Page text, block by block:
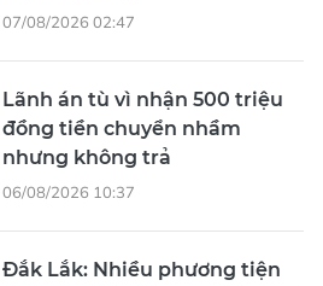
07/08/2026 02:47
Lãnh án tù vì nhận 500 triệu
đồng tiền chuyển nhầm
nhưng không trả
06/08/2026 10:37
Đắk Lắk: Nhiều phương tiện